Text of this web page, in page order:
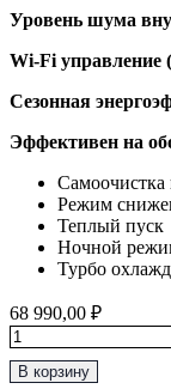
Уровень шума
Wi-Fi управление
Сезонная
Эффективен на
Самоочистка
Режим
Теплый пуск
Ночной
Турбо
68 990,00 ₽
Количество
товара
Классическая
В корзину